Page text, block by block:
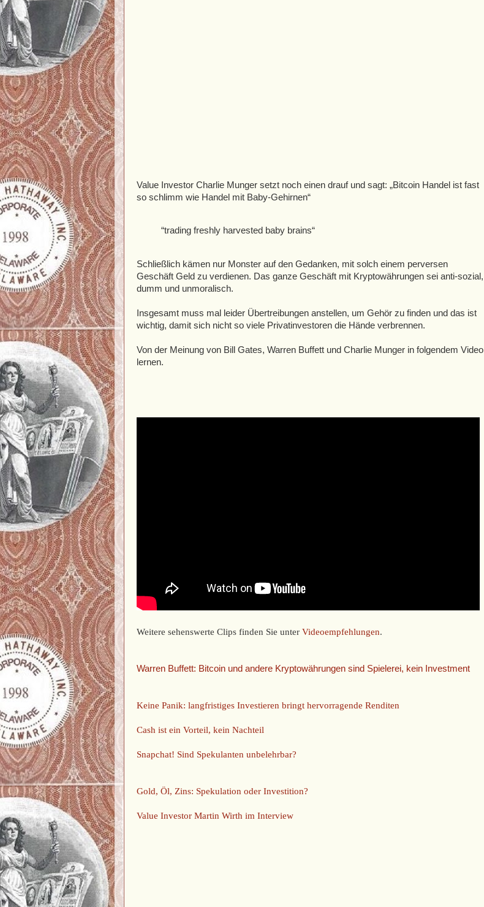
Value Investor Charlie Munger setzt noch einen drauf und sagt: „Bitcoin Handel ist fast
so schlimm wie Handel mit Baby-Gehirnen“
“trading freshly harvested baby brains“
Schließlich kämen nur Monster auf den Gedanken, mit solch einem perversen
Geschäft Geld zu verdienen. Das ganze Geschäft mit Kryptowährungen sei anti-sozial,
dumm und unmoralisch.
Insgesamt muss mal leider Übertreibungen anstellen, um Gehör zu finden und das ist
wichtig, damit sich nicht so viele Privatinvestoren die Hände verbrennen.
Von der Meinung von Bill Gates, Warren Buffett und Charlie Munger in folgendem Video
lernen.
Weitere sehenswerte Clips finden Sie unter Videoempfehlungen.
Warren Buffett: Bitcoin und andere Kryptowährungen sind Spielerei, kein Investment
Keine Panik: langfristiges Investieren bringt hervorragende Renditen
Cash ist ein Vorteil, kein Nachteil
Snapchat! Sind Spekulanten unbelehrbar?
Gold, Öl, Zins: Spekulation oder Investition?
Value Investor Martin Wirth im Interview